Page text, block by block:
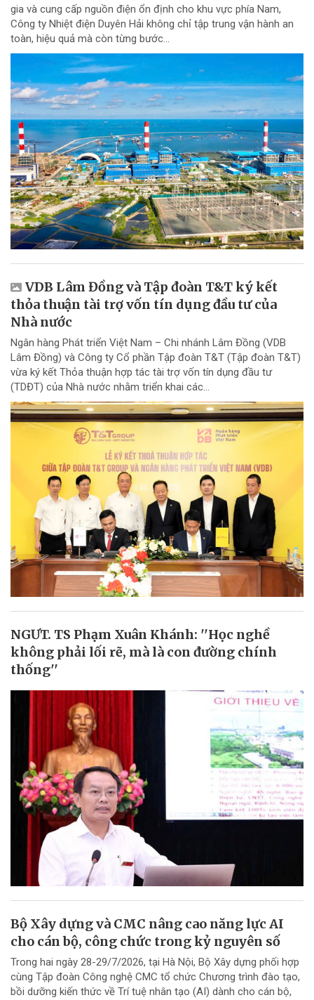
gia và cung cấp nguồn điện ổn định cho khu vực phía Nam,
Công ty Nhiệt điện Duyên Hải không chỉ tập trung vận hành an
toàn, hiệu quả mà còn từng bước...
VDB Lâm Đồng và Tập đoàn T&T ký kết
thỏa thuận tài trợ vốn tín dụng đầu tư của
Nhà nước
Ngân hàng Phát triển Việt Nam – Chi nhánh Lâm Đồng (VDB
Lâm Đồng) và Công ty Cổ phần Tập đoàn T&T (Tập đoàn T&T)
vừa ký kết Thỏa thuận hợp tác tài trợ vốn tín dụng đầu tư
(TDĐT) của Nhà nước nhằm triển khai các...
NGƯT. TS Phạm Xuân Khánh: ''Học nghề
không phải lối rẽ, mà là con đường chính
thống''
Bộ Xây dựng và CMC nâng cao năng lực AI
cho cán bộ, công chức trong kỷ nguyên số
Trong hai ngày 28-29/7/2026, tại Hà Nội, Bộ Xây dựng phối hợp
cùng Tập đoàn Công nghệ CMC tổ chức Chương trình đào tạo,
bồi dưỡng kiến thức về Trí tuệ nhân tạo (AI) dành cho cán bộ,